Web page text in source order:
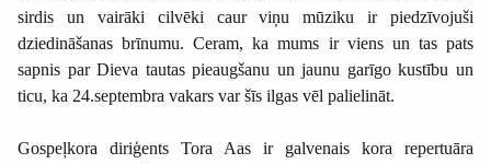
sirdis un vairāki cilvēki caur viņu mūziku ir piedzīvojuši
dziedināšanas brīnumu. Ceram, ka mums ir viens un tas pats
sapnis par Dieva tautas pieaugšanu un jaunu garīgo kustību un
ticu, ka 24.septembra vakars var šīs ilgas vēl palielināt.
Gospeļkora diriģents Tora Aas ir galvenais kora repertuāra